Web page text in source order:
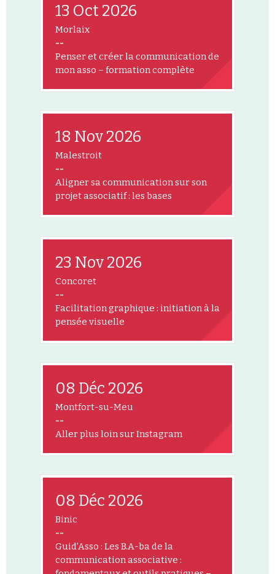
13 Oct 2026
Morlaix
--
Penser et créer la communication de
mon asso – formation complète
18 Nov 2026
Malestroit
--
Aligner sa communication sur son
projet associatif : les bases
23 Nov 2026
Concoret
--
Facilitation graphique : initiation à la
pensée visuelle
08 Déc 2026
Montfort-su-Meu
--
Aller plus loin sur Instagram
08 Déc 2026
Binic
--
Guid’Asso : Les B.A-ba de la
communication associative :